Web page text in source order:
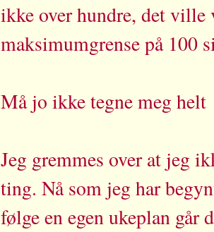
ikke over hundre, det
maksimumgrense på 100
Må jo ikke tegne meg
Jeg gremmes over at jeg
ting. Nå som jeg har
følge en egen ukeplan går